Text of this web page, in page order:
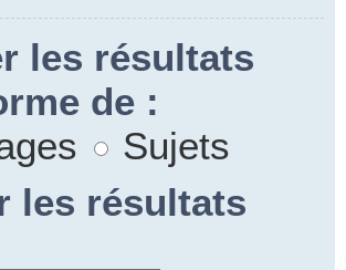
les résultats
de :
Sujets
les résultats